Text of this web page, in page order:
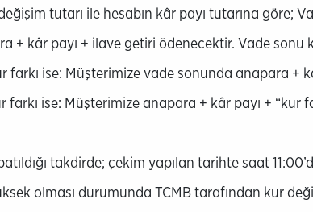
tutarı ile hesabın kâr payı tutarına göre;
+ kâr payı + ilave getiri ödenecektir. Vade sonu
farkı ise: Müşterimize vade sonunda anapara +
farkı ise: Müşterimize anapara + kâr payı + “kur
takdirde; çekim yapılan tarihte saat
olması durumunda TCMB tarafından kur